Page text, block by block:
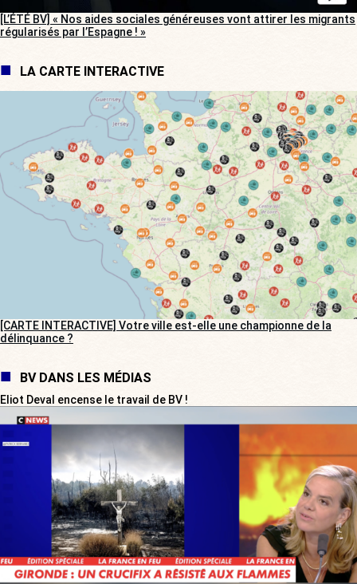
[L’ÉTÉ BV] « Nos aides sociales généreuses vont attirer les migrants
régularisés par l’Espagne ! »
LA CARTE INTERACTIVE
[CARTE INTERACTIVE] Votre ville est-elle une championne de la
délinquance ?
BV DANS LES MÉDIAS
Eliot Deval encense le travail de BV !